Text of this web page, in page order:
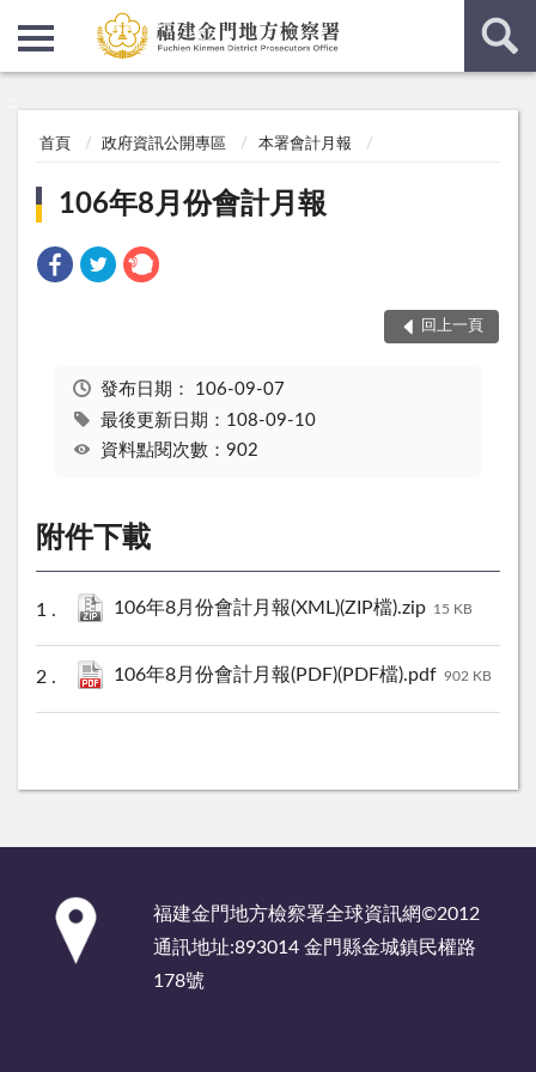
首頁 政府資訊公開專區 本署會計月報
106年8月份會計月報
回上一頁
發布日期： 106-09-07
最後更新日期：108-09-10
資料點閱次數：902
附件下載
106年8月份會計月報(XML)(ZIP檔).zip 15 KB
106年8月份會計月報(PDF)(PDF檔).pdf 902 KB
福建金門地方檢察署全球資訊網©2012
通訊地址:893014 金門縣金城鎮民權路
178號